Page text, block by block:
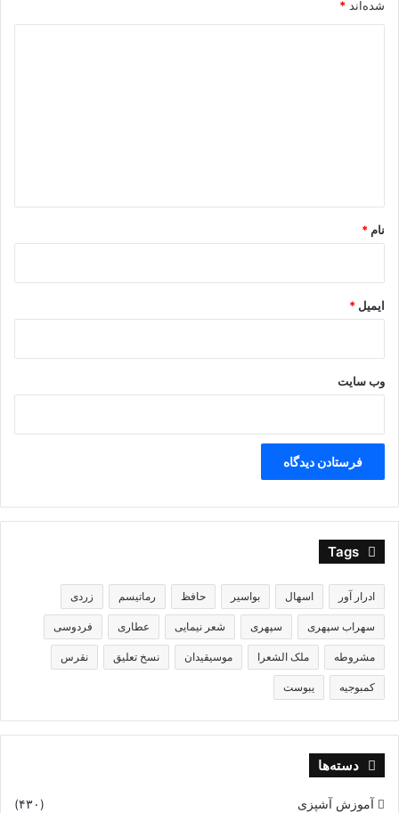
.
شده‌اند *
نام *
ایمیل *
وب‌ سایت
Tags
ادرار آور اسهال بواسیر حافظ رماتیسم زردی
سهراب سپهری سپهری شعر نیمایی عطاری فردوسی
مشروطه ملک الشعرا موسیقیدان نسخ تعلیق نقرس
کمبوجیه یبوست
دسته‌ها
آموزش آشپزی (۴۳۰)